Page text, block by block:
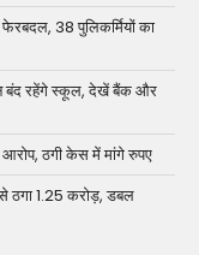
38 पुलिकर्मियों का
रहेंगे स्कूल, देखें बैंक और
ठगी केस में मांगे रुपए
ठगा 1.25 करोड़, डबल